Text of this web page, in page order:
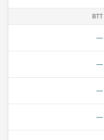
BTT
—
—
—
—